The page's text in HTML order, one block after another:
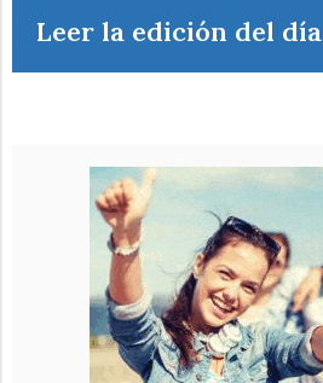
Leer la edición del día